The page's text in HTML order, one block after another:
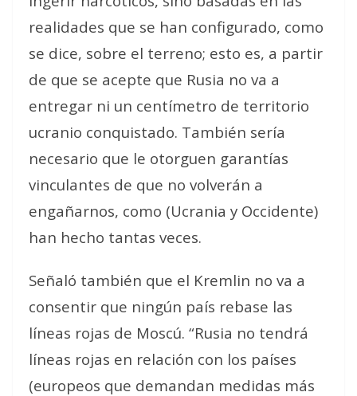
realidades que se han configurado, como
se dice, sobre el terreno; esto es, a partir
de que se acepte que Rusia no va a
entregar ni un centímetro de territorio
ucranio conquistado. También sería
necesario que le otorguen garantías
vinculantes de que no volverán a
engañarnos, como (Ucrania y Occidente)
han hecho tantas veces.
Señaló también que el Kremlin no va a
consentir que ningún país rebase las
líneas rojas de Moscú. “Rusia no tendrá
líneas rojas en relación con los países
(europeos que demandan medidas más